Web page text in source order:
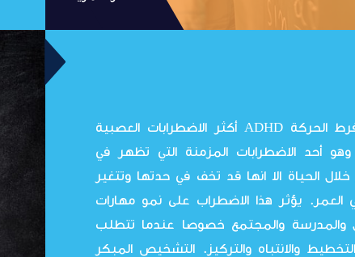
يعتبر اضطراب تشتت الانتباه وفرط الحركة ADHD أكثر الاضطرابات العصبية
أحد الاضطرابات المزمنة التي تظهر في
الحياة الا انها قد تخف في حدتها وتتغير
يؤثر هذا الاضطراب على نمو مهارات
والمدرسة والمجتمع خصوصا عندما تتطلب
والانتباه والتركيز. التشخيص المبكر